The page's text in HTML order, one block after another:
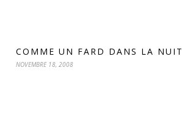
COMME UN FARD DANS LA NUIT
NOVEMBRE 18, 2008